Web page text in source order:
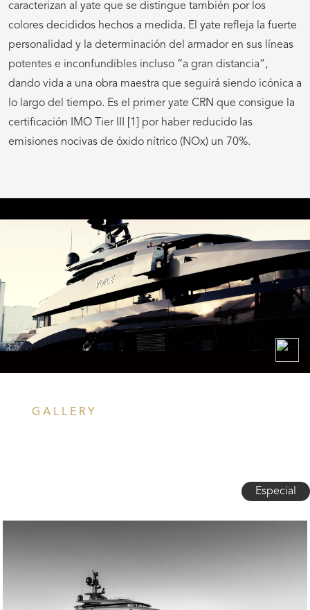
caracterizan al yate que se distingue también por los
colores decididos hechos a medida. El yate refleja la fuerte
personalidad y la determinación del armador en sus líneas
potentes e inconfundibles incluso “a gran distancia”,
dando vida a una obra maestra que seguirá siendo icónica a
lo largo del tiempo. Es el primer yate CRN que consigue la
certificación IMO Tier III [1] por haber reducido las
emisiones nocivas de óxido nítrico (NOx) un 70%.
GALLERY
Especial